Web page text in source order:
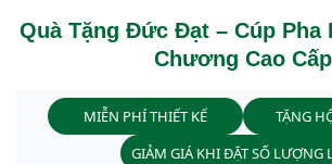
Quà Tặng Đức Đạt – Cúp Pha
Chương Cao Cấp
MIỄN PHÍ THIẾT KẾ
TẶNG
GIẢM GIÁ KHI ĐẶT SỐ LƯỢNG